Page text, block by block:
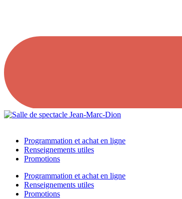
Programmation et achat en ligne
Renseignements utiles
Promotions
Programmation et achat en ligne
Renseignements utiles
Promotions